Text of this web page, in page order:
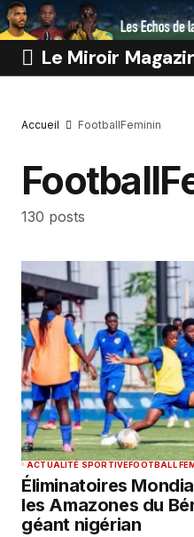
Le Miroir
Accueil FootballFeminin
130 posts
ACTUALITÉ SPORTIVEFOOTBALL
Éliminatoires
les Amazones du
géant nigérian